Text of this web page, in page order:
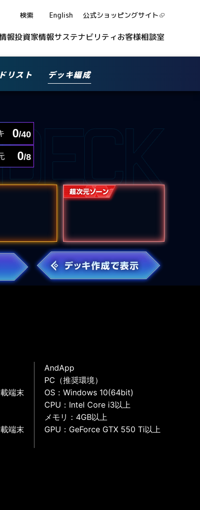
検索 English 公式ショッピングサイト
報投資家情報サステナビリティお客様相談室
リスト デッキ編成
0/40
0/8
端末
端末
AndApp
PC（推奨環境）
OS：Windows 10(64bit)
CPU：Intel Core i3以上
メモリ：4GB以上
GPU：GeForce GTX 550 Ti以上